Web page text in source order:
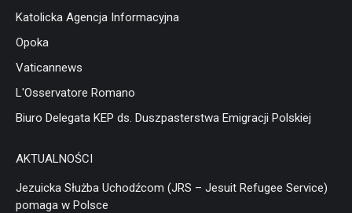
Katolicka Agencja Informacyjna
Opoka
Vaticannews
L'Osservatore Romano
Biuro Delegata KEP ds. Duszpasterstwa Emigracji Polskiej
AKTUALNOŚCI
Jezuicka Służba Uchodźcom (JRS – Jesuit Refugee Service)
pomaga w Polsce